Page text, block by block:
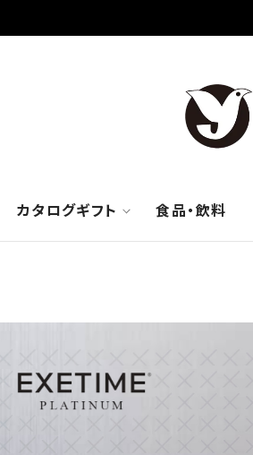
カタログギフト 食品・飲料